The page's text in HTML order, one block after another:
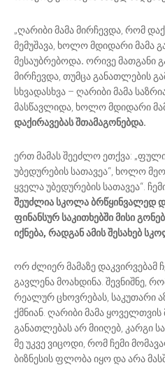
„ღარიბი მამა მირჩევდა, რომ
მემუშავა, ხოლომდიდარი მამა
მესაუბრებოდა. ორივე მათგანი
მირჩევდა, თუმცა განათლების
სხვადასხვა – ღარიბი მამა
მასწავლიდა, ხოლო მდიდარი
დაქირავებას შთამაგონებდა.
ერთ მამას შეეძლო ეთქვა:
უბედურების სათავეა“, ხოლო
ყველა უბედურების სათავეა“.
შეუძლია სკოლა ბრწყინვალედ
ფინანსურ საკითხებში მისი
იქნება, რადგან ამის შესახებ
ორ ძლიერ მამაზე დაკვირვებამ
გავლენა მოახდინა. შევნიშნე,
რეალურ ცხოვრებას, საკუთარი
ქმნიან. ღარიბი მამა
განათლებას არ მიიღებ, კარგი
მე უკვე ვიცოდი, რომ ჩემი
ბიზნესის ფლობა იყო და არა